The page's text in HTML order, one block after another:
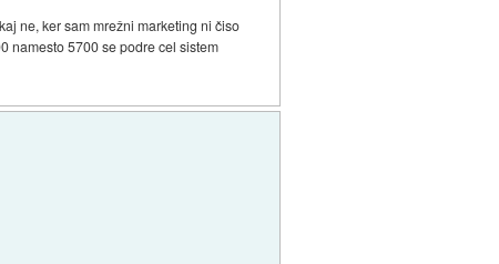
ne, ker sam mrežni marketing ni čiso
namesto 5700 se podre cel sistem